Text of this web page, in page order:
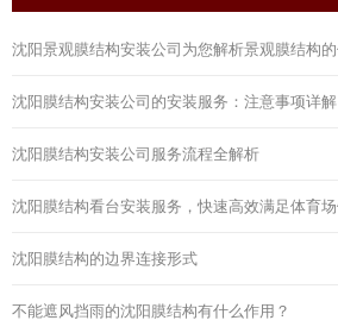
沈阳景观膜结构安装公司为您解析景观膜结构
沈阳膜结构安装公司的安装服务：注意事项详解
沈阳膜结构安装公司服务流程全解析
沈阳膜结构看台安装服务，快速高效满足体育
沈阳膜结构的边界连接形式
不能遮风挡雨的沈阳膜结构有什么作用？